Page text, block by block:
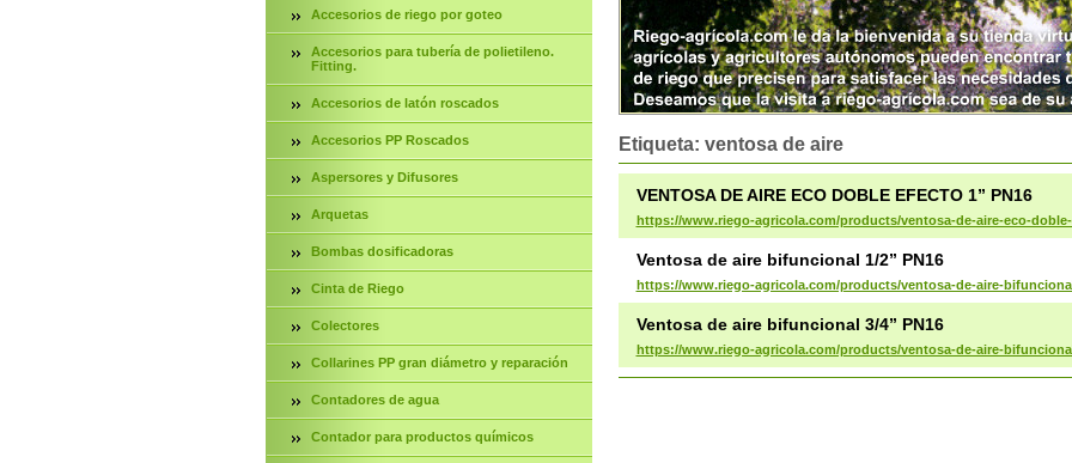
Etiqueta: ventosa de aire
VENTOSA DE AIRE ECO DOBLE EFECTO 1” PN16
https://www.riego-agricola.com/products/ventosa-de-aire-eco-
Ventosa de aire bifuncional 1/2” PN16
https://www.riego-agricola.com/products/ventosa-de-aire-
Ventosa de aire bifuncional 3/4” PN16
https://www.riego-agricola.com/products/ventosa-de-aire-
Accesorios de riego por goteo
Accesorios para tubería de polietileno.
Fitting.
Accesorios de latón roscados
Accesorios PP Roscados
Aspersores y Difusores
Arquetas
Bombas dosificadoras
Cinta de Riego
Colectores
Collarines PP gran diámetro y reparación
Contadores de agua
Contador para productos químicos